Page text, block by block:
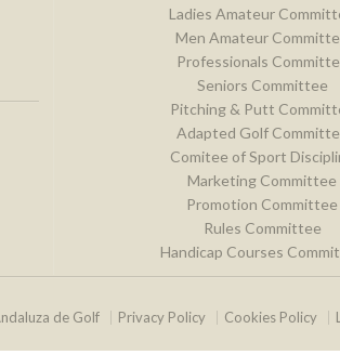
Ladies Amateur
Men Amateur
Professionals
Seniors Committee
Pitching & Putt
Adapted Golf
Comitee of Sport
Marketing Committee
Promotion Committee
Rules Committee
Handicap Courses
de Golf Privacy Policy Cookies Policy